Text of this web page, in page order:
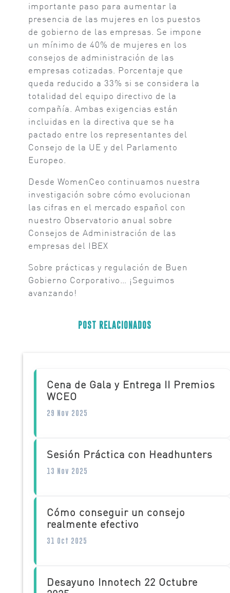
importante paso para aumentar la
presencia de las mujeres en los puestos
de gobierno de las empresas. Se impone
un mínimo de 40% de mujeres en los
consejos de administración de las
empresas cotizadas. Porcentaje que
queda reducido a 33% si se considera la
totalidad del equipo directivo de la
compañía. Ambas exigencias están
incluidas en la directiva que se ha
pactado entre los representantes del
Consejo de la UE y del Parlamento
Europeo.
Desde WomenCeo continuamos nuestra
investigación sobre cómo evolucionan
las cifras en el mercado español con
nuestro Observatorio anual sobre
Consejos de Administración de las
empresas del IBEX
Sobre prácticas y regulación de Buen
Gobierno Corporativo… ¡Seguimos
avanzando!
POST RELACIONADOS
Cena de Gala y Entrega II Premios
WCEO
29 Nov 2025
Sesión Práctica con Headhunters
13 Nov 2025
Cómo conseguir un consejo
realmente efectivo
31 Oct 2025
Desayuno Innotech 22 Octubre